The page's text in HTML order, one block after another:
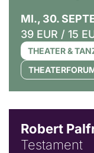
MI., 30.
39 EUR / 15
THEATER &
Robert
Testament